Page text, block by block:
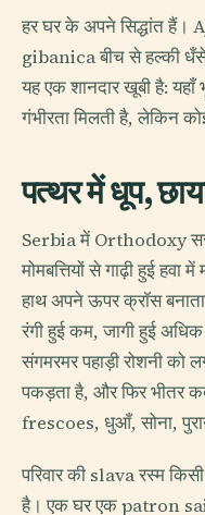
हर घर के अपने सिद्धांत हैं।
gibanica बीच से हल्की धँसे
यह एक शानदार खूबी है:
गंभीरता मिलती है, लेकिन
पत्थर में धूप,
Serbia में Orthodoxy
मोमबत्तियों से गाढ़ी हुई
हाथ अपने ऊपर क्रॉस
रंगी हुई कम, जागी हुई
संगमरमर पहाड़ी रोशनी को
पकड़ता है, और फिर भीतर
frescoes, धुआँ, सोना,
परिवार की slava रस्म
है। एक घर एक patron